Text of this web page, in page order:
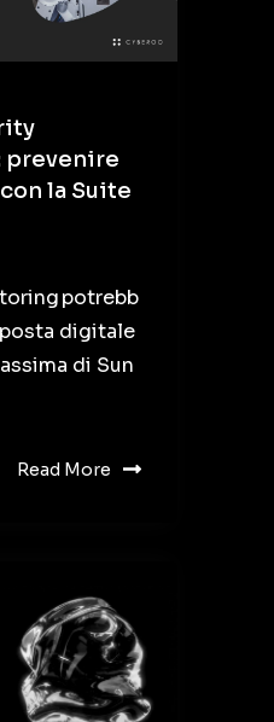
prevenire
la Suite
potrebb
digitale
di Sun
Read More